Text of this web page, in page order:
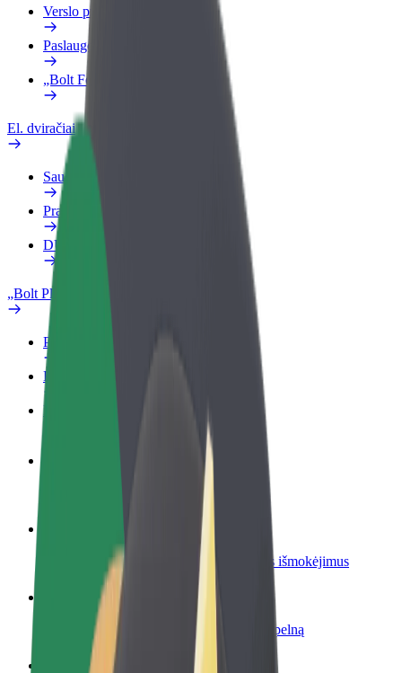
Verslo profilis
Paslaugos
„Bolt Food“ verslui
El. dviračiai
Saugumo laboratorija
Pranešti apie problemą
DUK
„Bolt Plus“
Privalumai
Kaip prisijungti
DUK
Užsidirbkite jums patogiu metu
Tapkite kurjeriu (-e)
Pristatinėkite maistą ir gaukite savaitinius išmokėjimus
Pridėti restoraną ar parduotuvę
Pritraukite daugiau klientų ir padidinkite pelną